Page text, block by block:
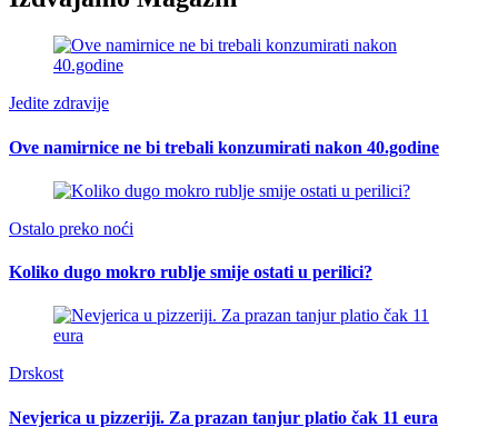
Jedite zdravije
Ove namirnice ne bi trebali konzumirati nakon 40.godine
Ostalo preko noći
Koliko dugo mokro rublje smije ostati u perilici?
Drskost
Nevjerica u pizzeriji. Za prazan tanjur platio čak 11 eura